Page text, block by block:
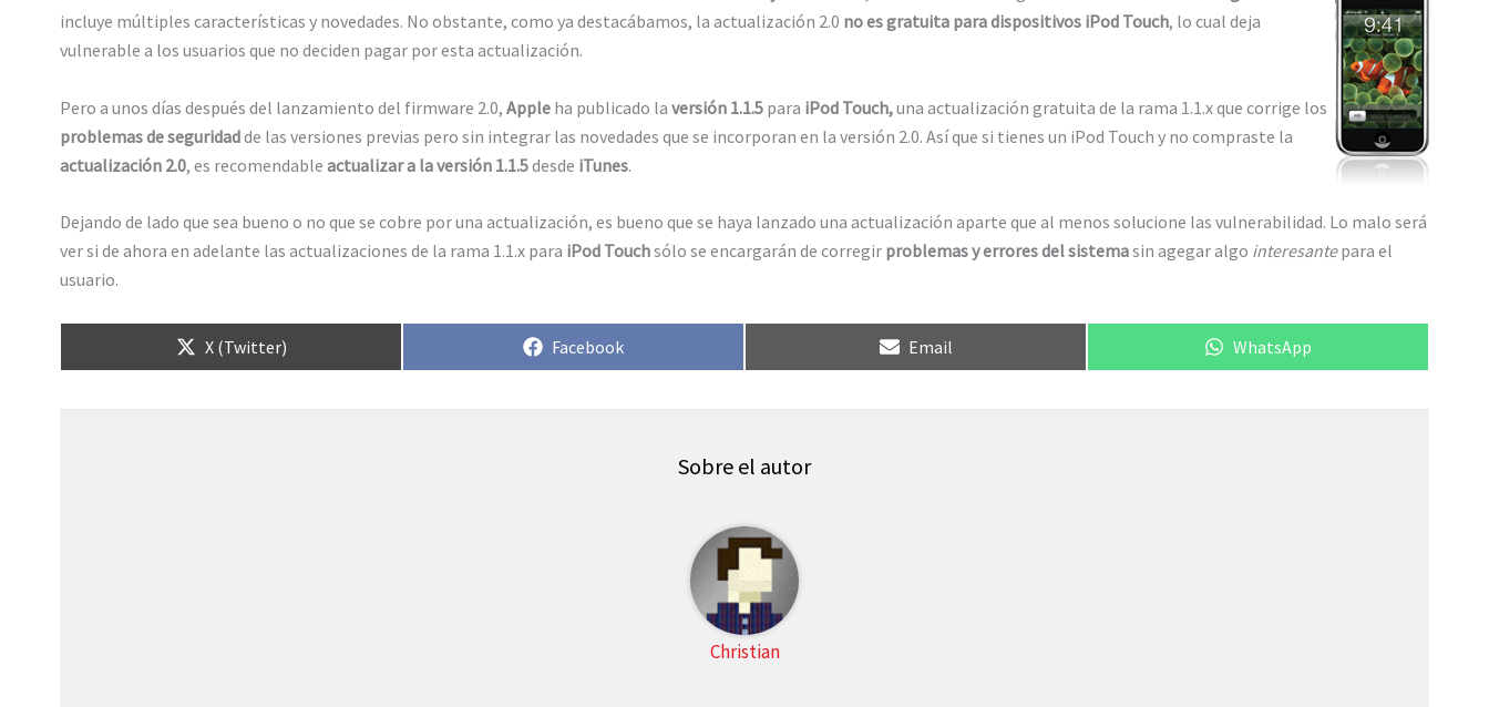
incluye múltiples características y novedades. No obstante, como ya destacábamos, la actualización 2.0 no es gratuita para dispositivos iPod Touch, lo cual deja
vulnerable a los usuarios que no deciden pagar por esta actualización.
Pero a unos días después del lanzamiento del firmware 2.0, Apple ha publicado la versión 1.1.5 para iPod Touch,una actualización gratuita de la rama 1.1.x que corrige los
problemas de seguridadde las versiones previas pero sin integrar las novedades que se incorporan en la versión 2.0. Así que si tienes un iPod Touch y no compraste la
actualización 2.0, es recomendable actualizar a la versión 1.1.5desde iTunes.
Dejando de lado que sea bueno o no que se cobre por una actualización, es bueno que se haya lanzado una actualización aparte que al menos solucione las vulnerabilidad. Lo malo será
ver si de ahora en adelante las actualizaciones de la rama 1.1.x para iPod Touchsólo se encargarán de corregir problemas y errores del sistemasin agegar algo interesantepara el
usuario.
Compartir
en
X (Twitter)
Compartir
Facebook
Compartir
Email
Compartir
WhatsApp
Sobre el autor
Christian